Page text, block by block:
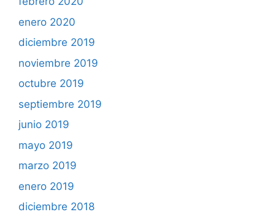
enero 2020
diciembre 2019
noviembre 2019
octubre 2019
septiembre 2019
junio 2019
mayo 2019
marzo 2019
enero 2019
diciembre 2018